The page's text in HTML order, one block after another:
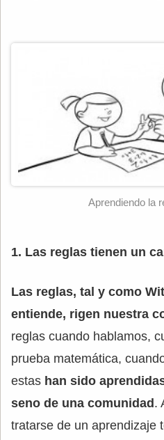
Aprendiendo la
1. Las reglas tienen un
Las reglas, tal y como
entiende, rigen nuestra
reglas cuando hablamos,
prueba matemática,
estas han sido
seno de una comunidad .
tratarse de un aprendizaje